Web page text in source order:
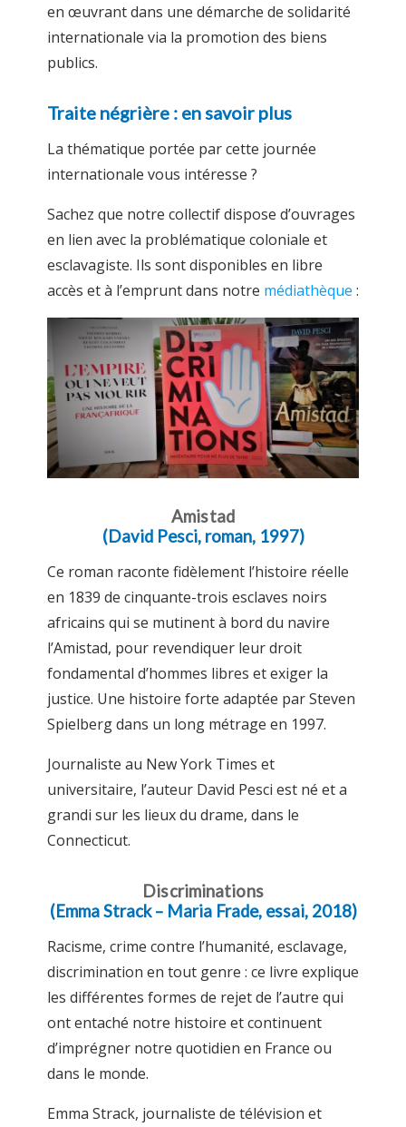
en œuvrant dans une démarche de solidarité
internationale via la promotion des biens
publics.
Traite négrière : en savoir plus
La thématique portée par cette journée
internationale vous intéresse ?
Sachez que notre collectif dispose d’ouvrages
en lien avec la problématique coloniale et
esclavagiste. Ils sont disponibles en libre
accès et à l’emprunt dans notre médiathèque :
Amistad
(David Pesci, roman, 1997)
Ce roman raconte fidèlement l’histoire réelle
en 1839 de cinquante-trois esclaves noirs
africains qui se mutinent à bord du navire
l’Amistad, pour revendiquer leur droit
fondamental d’hommes libres et exiger la
justice. Une histoire forte adaptée par Steven
Spielberg dans un long métrage en 1997.
Journaliste au New York Times et
universitaire, l’auteur David Pesci est né et a
grandi sur les lieux du drame, dans le
Connecticut.
Discriminations
(Emma Strack – Maria Frade, essai, 2018)
Racisme, crime contre l’humanité, esclavage,
discrimination en tout genre : ce livre explique
les différentes formes de rejet de l’autre qui
ont entaché notre histoire et continuent
d’imprégner notre quotidien en France ou
dans le monde.
Emma Strack, journaliste de télévision et